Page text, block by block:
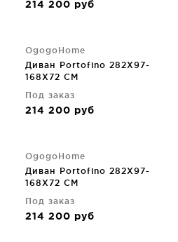
214 200 руб
OgogoHome
Диван Portofino 282X97-
168X72 CM
Под заказ
214 200 руб
OgogoHome
Диван Portofino 282X97-
168X72 CM
Под заказ
214 200 руб